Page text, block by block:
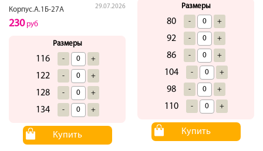
Корпус.А.1Б-27А
29.07.2026
230руб
Размеры
116 - +
122 - +
128 - +
134 - +
Купить
Размеры
80 - +
92 - +
86 - +
104 - +
98 - +
110 - +
Купить